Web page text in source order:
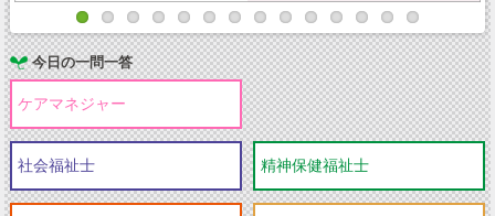
今日の一問一答
ケアマネジャー
社会福祉士 精神保健福祉士